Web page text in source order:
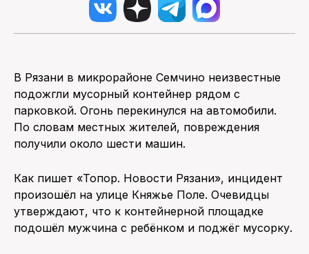
В Рязани в микрорайоне Семчино неизвестные
подожгли мусорный контейнер рядом с
парковкой. Огонь перекинулся на автомобили.
По словам местных жителей, повреждения
получили около шести машин.
Как пишет «Топор. Новости Рязани», инцидент
произошёл на улице Княжье Поле. Очевидцы
утверждают, что к контейнерной площадке
подошёл мужчина с ребёнком и поджёг мусорку.